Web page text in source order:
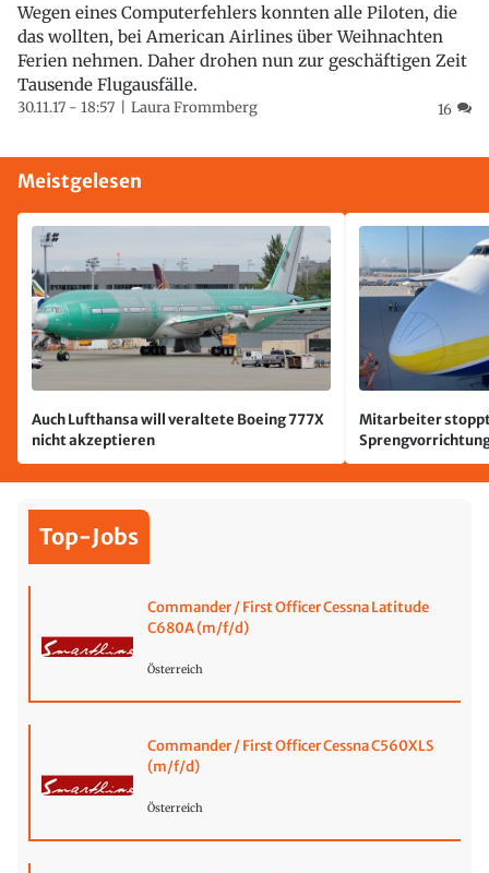
Wegen eines Computerfehlers konnten alle Piloten, die
das wollten, bei American Airlines über Weihnachten
Ferien nehmen. Daher drohen nun zur geschäftigen Zeit
Tausende Flugausfälle.
30.11.17 - 18:57 Laura Frommberg 16
Meistgelesen
Auch Lufthansa will veraltete Boeing 777X
nicht akzeptieren
Mitarbeiter
Leipzig/Halle
Top-Jobs
Commander / First Officer Cessna Latitude
C680A (m/f/d)
Österreich
Commander / First Officer Cessna C560XLS
(m/f/d)
Österreich